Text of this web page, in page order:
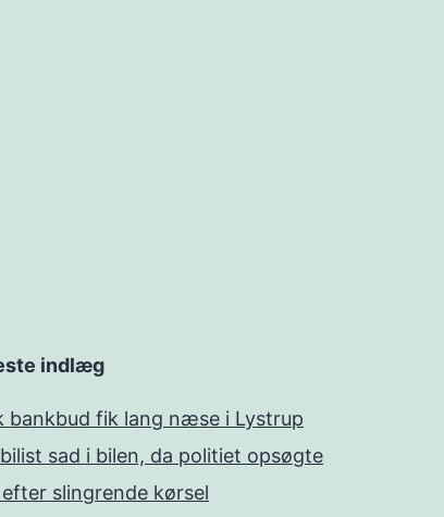
indlæg
bankbud fik lang næse i Lystrup
sad i bilen, da politiet opsøgte
slingrende kørsel